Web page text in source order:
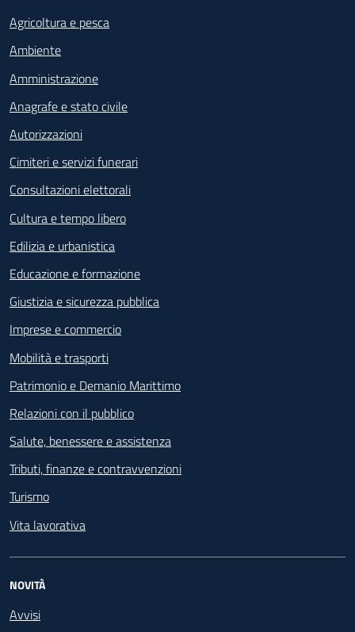
Agricoltura e pesca
Ambiente
Amministrazione
Anagrafe e stato civile
Autorizzazioni
Cimiteri e servizi funerari
Consultazioni elettorali
Cultura e tempo libero
Edilizia e urbanistica
Educazione e formazione
Giustizia e sicurezza pubblica
Imprese e commercio
Mobilità e trasporti
Patrimonio e Demanio Marittimo
Relazioni con il pubblico
Salute, benessere e assistenza
Tributi, finanze e contravvenzioni
Turismo
Vita lavorativa
NOVITÀ
Avvisi